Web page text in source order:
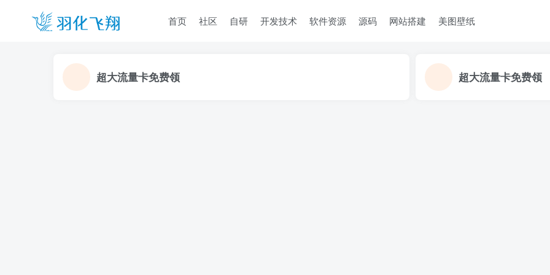
首页 社区 自研 开发技术 软件资源 源码 网站搭建 美图壁纸
超大流量卡免费领 超大流量卡免费领